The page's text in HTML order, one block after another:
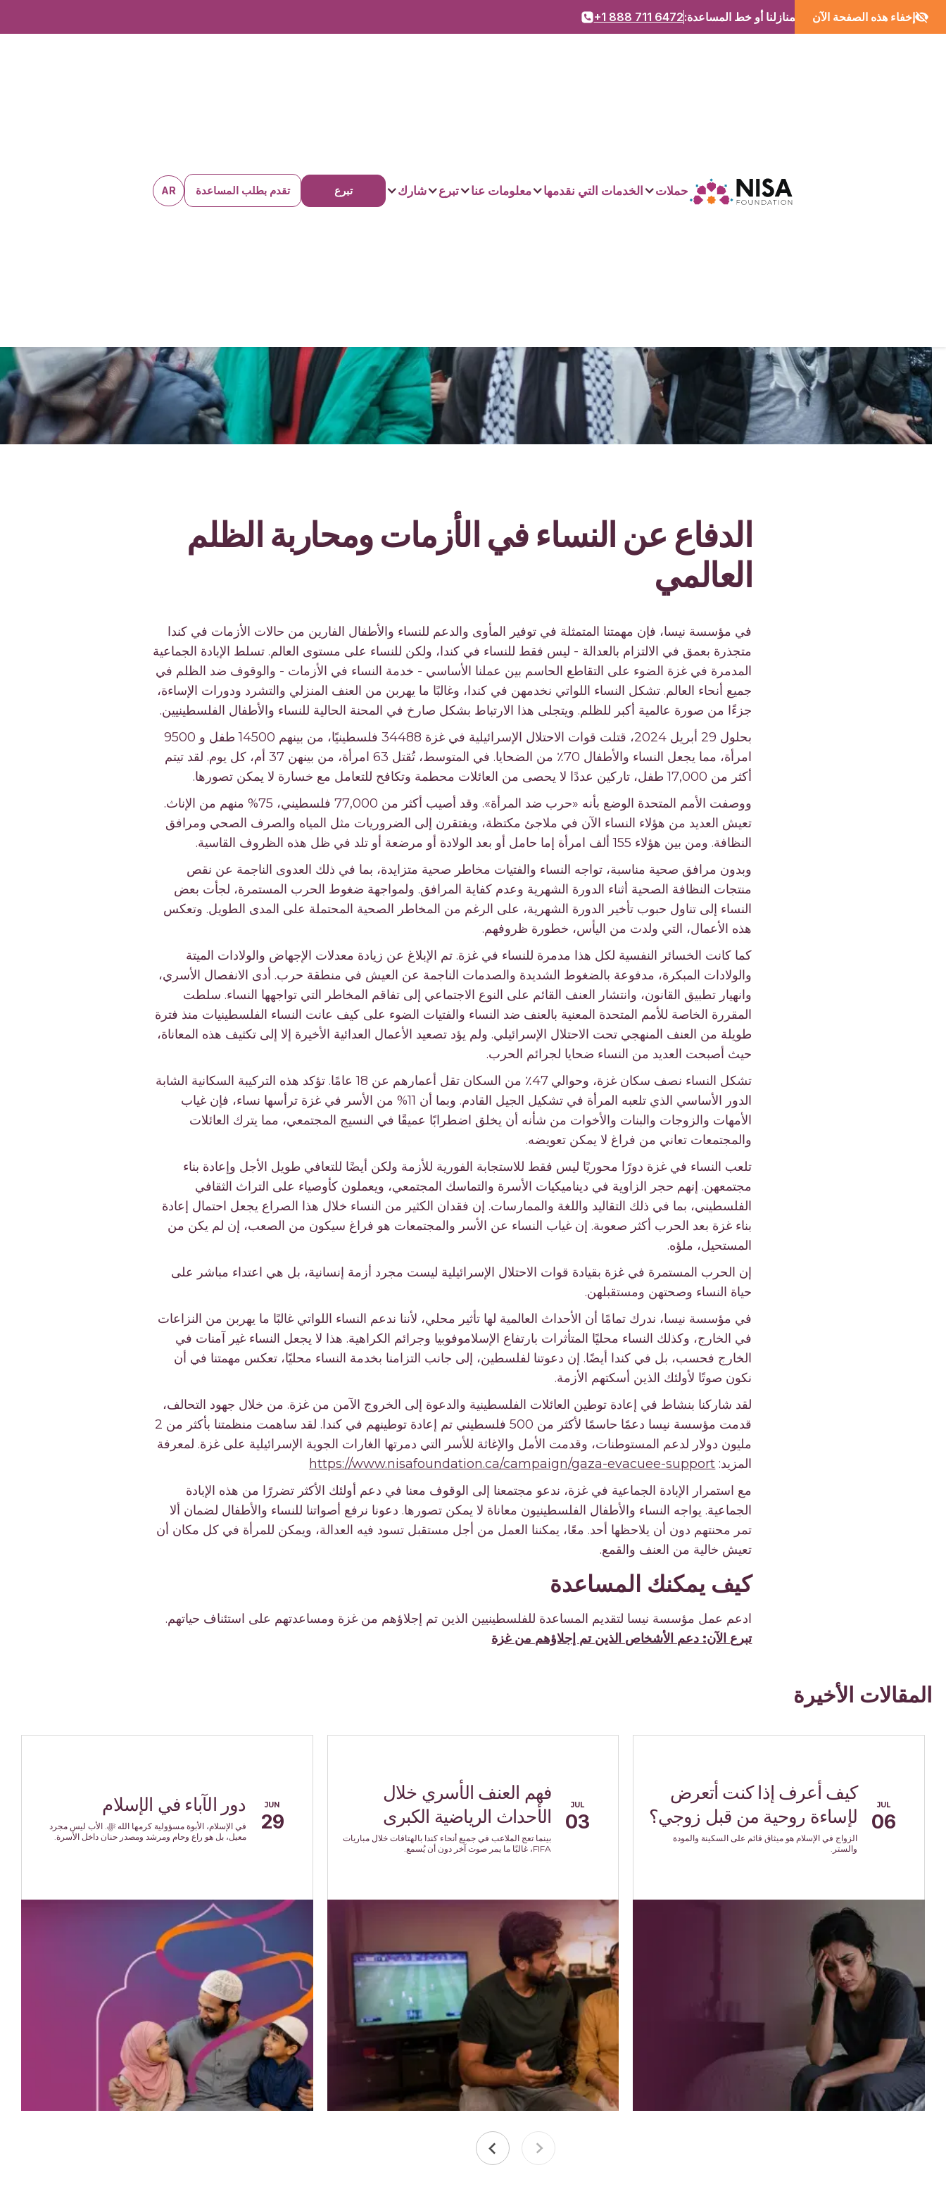
اتصل بمنازلنا أو خط المساعدة:+1 888 711 6472 إخفاء هذه الصفحة الآن
حملات الخدمات التي نقدمها معلومات عنا تبرع شارك تبرع تقدم بطلب المساعدة AR
الدفاع عن النساء في الأزمات ومحاربة الظلم
العالمي
في مؤسسة نيسا، فإن مهمتنا المتمثلة في توفير المأوى والدعم للنساء والأطفال الفارين من حالات الأزمات في كندا
متجذرة بعمق في الالتزام بالعدالة - ليس فقط للنساء في كندا، ولكن للنساء على مستوى العالم. تسلط الإبادة الجماعية
المدمرة في غزة الضوء على التقاطع الحاسم بين عملنا الأساسي - خدمة النساء في الأزمات - والوقوف ضد الظلم في
جميع أنحاء العالم. تشكل النساء اللواتي نخدمهن في كندا، وغالبًا ما يهربن من العنف المنزلي والتشرد ودورات الإساءة،
جزءًا من صورة عالمية أكبر للظلم. ويتجلى هذا الارتباط بشكل صارخ في المحنة الحالية للنساء والأطفال الفلسطينيين.
بحلول 29 أبريل 2024، قتلت قوات الاحتلال الإسرائيلية في غزة 34488 فلسطينيًا، من بينهم 14500 طفل و 9500
امرأة، مما يجعل النساء والأطفال 70٪ من الضحايا. في المتوسط، تُقتل 63 امرأة، من بينهن 37 أم، كل يوم. لقد تيتم
أكثر من 17,000 طفل، تاركين عددًا لا يحصى من العائلات محطمة وتكافح للتعامل مع خسارة لا يمكن تصورها.
ووصفت الأمم المتحدة الوضع بأنه «حرب ضد المرأة». وقد أصيب أكثر من 77,000 فلسطيني، 75% منهم من الإناث.
تعيش العديد من هؤلاء النساء الآن في ملاجئ مكتظة، ويفتقرن إلى الضروريات مثل المياه والصرف الصحي ومرافق
النظافة. ومن بين هؤلاء 155 ألف امرأة إما حامل أو بعد الولادة أو مرضعة أو تلد في ظل هذه الظروف القاسية.
وبدون مرافق صحية مناسبة، تواجه النساء والفتيات مخاطر صحية متزايدة، بما في ذلك العدوى الناجمة عن نقص
منتجات النظافة الصحية أثناء الدورة الشهرية وعدم كفاية المرافق. ولمواجهة ضغوط الحرب المستمرة، لجأت بعض
النساء إلى تناول حبوب تأخير الدورة الشهرية، على الرغم من المخاطر الصحية المحتملة على المدى الطويل. وتعكس
هذه الأعمال، التي ولدت من اليأس، خطورة ظروفهم.
كما كانت الخسائر النفسية لكل هذا مدمرة للنساء في غزة. تم الإبلاغ عن زيادة معدلات الإجهاض والولادات الميتة
والولادات المبكرة، مدفوعة بالضغوط الشديدة والصدمات الناجمة عن العيش في منطقة حرب. أدى الانفصال الأسري،
وانهيار تطبيق القانون، وانتشار العنف القائم على النوع الاجتماعي إلى تفاقم المخاطر التي تواجهها النساء. سلطت
المقررة الخاصة للأمم المتحدة المعنية بالعنف ضد النساء والفتيات الضوء على كيف عانت النساء الفلسطينيات منذ فترة
طويلة من العنف المنهجي تحت الاحتلال الإسرائيلي. ولم يؤد تصعيد الأعمال العدائية الأخيرة إلا إلى تكثيف هذه المعاناة،
حيث أصبحت العديد من النساء ضحايا لجرائم الحرب.
تشكل النساء نصف سكان غزة، وحوالي 47٪ من السكان تقل أعمارهم عن 18 عامًا. تؤكد هذه التركيبة السكانية الشابة
الدور الأساسي الذي تلعبه المرأة في تشكيل الجيل القادم. وبما أن 11% من الأسر في غزة ترأسها نساء، فإن غياب
الأمهات والزوجات والبنات والأخوات من شأنه أن يخلق اضطرابًا عميقًا في النسيج المجتمعي، مما يترك العائلات
والمجتمعات تعاني من فراغ لا يمكن تعويضه.
تلعب النساء في غزة دورًا محوريًا ليس فقط للاستجابة الفورية للأزمة ولكن أيضًا للتعافي طويل الأجل وإعادة بناء
مجتمعهن. إنهم حجر الزاوية في ديناميكيات الأسرة والتماسك المجتمعي، ويعملون كأوصياء على التراث الثقافي
الفلسطيني، بما في ذلك التقاليد واللغة والممارسات. إن فقدان الكثير من النساء خلال هذا الصراع يجعل احتمال إعادة
بناء غزة بعد الحرب أكثر صعوبة. إن غياب النساء عن الأسر والمجتمعات هو فراغ سيكون من الصعب، إن لم يكن من
المستحيل، ملؤه.
إن الحرب المستمرة في غزة بقيادة قوات الاحتلال الإسرائيلية ليست مجرد أزمة إنسانية، بل هي اعتداء مباشر على
حياة النساء وصحتهن ومستقبلهن.
في مؤسسة نيسا، ندرك تمامًا أن الأحداث العالمية لها تأثير محلي، لأننا ندعم النساء اللواتي غالبًا ما يهربن من النزاعات
في الخارج، وكذلك النساء محليًا المتأثرات بارتفاع الإسلاموفوبيا وجرائم الكراهية. هذا لا يجعل النساء غير آمنات في
الخارج فحسب، بل في كندا أيضًا. إن دعوتنا لفلسطين، إلى جانب التزامنا بخدمة النساء محليًا، تعكس مهمتنا في أن
نكون صوتًا لأولئك الذين أسكتهم الأزمة.
لقد شاركنا بنشاط في إعادة توطين العائلات الفلسطينية والدعوة إلى الخروج الآمن من غزة. من خلال جهود التحالف،
قدمت مؤسسة نيسا دعمًا حاسمًا لأكثر من 500 فلسطيني تم إعادة توطينهم في كندا. لقد ساهمت منظمتنا بأكثر من 2
مليون دولار لدعم المستوطنات، وقدمت الأمل والإغاثة للأسر التي دمرتها الغارات الجوية الإسرائيلية على غزة. لمعرفة
المزيد: https://www.nisafoundation.ca/campaign/gaza-evacuee-support
مع استمرار الإبادة الجماعية في غزة، ندعو مجتمعنا إلى الوقوف معنا في دعم أولئك الأكثر تضررًا من هذه الإبادة
الجماعية. يواجه النساء والأطفال الفلسطينيون معاناة لا يمكن تصورها. دعونا نرفع أصواتنا للنساء والأطفال لضمان ألا
تمر محنتهم دون أن يلاحظها أحد. معًا، يمكننا العمل من أجل مستقبل تسود فيه العدالة، ويمكن للمرأة في كل مكان أن
تعيش خالية من العنف والقمع.
كيف يمكنك المساعدة
ادعم عمل مؤسسة نيسا لتقديم المساعدة للفلسطينيين الذين تم إجلاؤهم من غزة ومساعدتهم على استئناف حياتهم.
تبرع الآن: دعم الأشخاص الذين تم إجلاؤهم من غزة
المقالات الأخيرة
JUL
06
كيف أعرف إذا كنت أتعرض
لإساءة روحية من قبل زوجي؟
الزواج في الإسلام هو ميثاق قائم على السكينة والمودة
والستر.
JUL
03
فهم العنف الأسري خلال
الأحداث الرياضية الكبرى
بينما تعج الملاعب في جميع أنحاء كندا بالهتافات خلال مباريات
FIFA، غالبًا ما يمر صوت آخر دون أن يُسمع.
JUN
29
دور الآباء في الإسلام
في الإسلام، الأبوة مسؤولية كرمها الله ﷻ. الأب ليس مجرد
معيل، بل هو راعٍ وحامٍ ومرشد ومصدر حنان داخل الأسرة.